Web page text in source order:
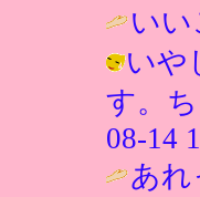
い
いや
す。
08-14
あれ